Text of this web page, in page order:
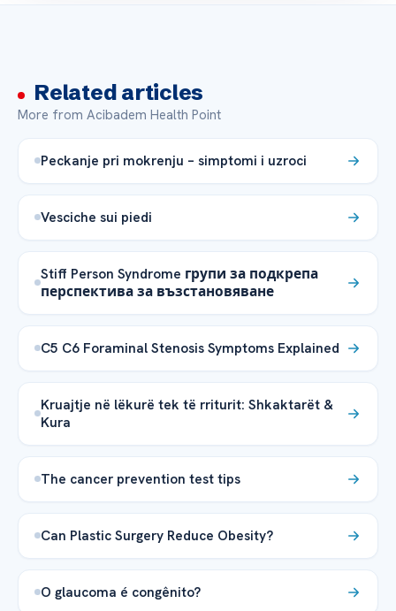
Related articles
More from Acibadem Health Point
Peckanje pri mokrenju – simptomi i uzroci
Vesciche sui piedi
Stiff Person Syndrome групи за подкрепа
перспектива за възстановяване
C5 C6 Foraminal Stenosis Symptoms Explained
Kruajtje në lëkurë tek të rriturit: Shkaktarët &
Kura
The cancer prevention test tips
Can Plastic Surgery Reduce Obesity?
O glaucoma é congênito?